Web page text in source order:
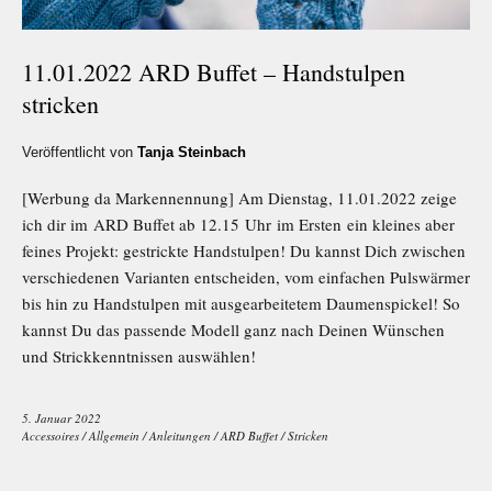
11.01.2022 ARD Buffet – Handstulpen
stricken
Veröffentlicht von Tanja Steinbach
[Werbung da Markennennung] Am Dienstag, 11.01.2022 zeige
ich dir im ARD Buffet ab 12.15 Uhr im Ersten ein kleines aber
feines Projekt: gestrickte Handstulpen! Du kannst Dich zwischen
verschiedenen Varianten entscheiden, vom einfachen Pulswärmer
bis hin zu Handstulpen mit ausgearbeitetem Daumenspickel! So
kannst Du das passende Modell ganz nach Deinen Wünschen
und Strickkenntnissen auswählen!
5. Januar 2022
Accessoires/Allgemein /Anleitungen /ARD Buffet/Stricken